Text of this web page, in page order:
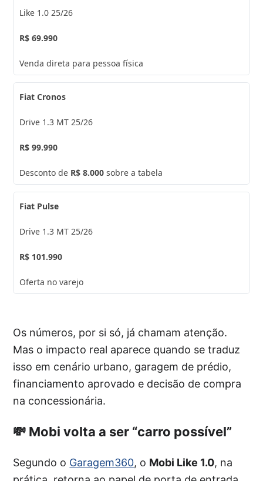
Like 1.0 25/26
R$ 69.990
Venda direta para pessoa física
Fiat Cronos
Drive 1.3 MT 25/26
R$ 99.990
Desconto de R$ 8.000 sobre a tabela
Fiat Pulse
Drive 1.3 MT 25/26
R$ 101.990
Oferta no varejo
Os números, por si só, já chamam atenção.
Mas o impacto real aparece quando se traduz
isso em cenário urbano, garagem de prédio,
financiamento aprovado e decisão de compra
na concessionária.
💸 Mobi volta a ser “carro possível”
Segundo o Garagem360, o Mobi Like 1.0, na